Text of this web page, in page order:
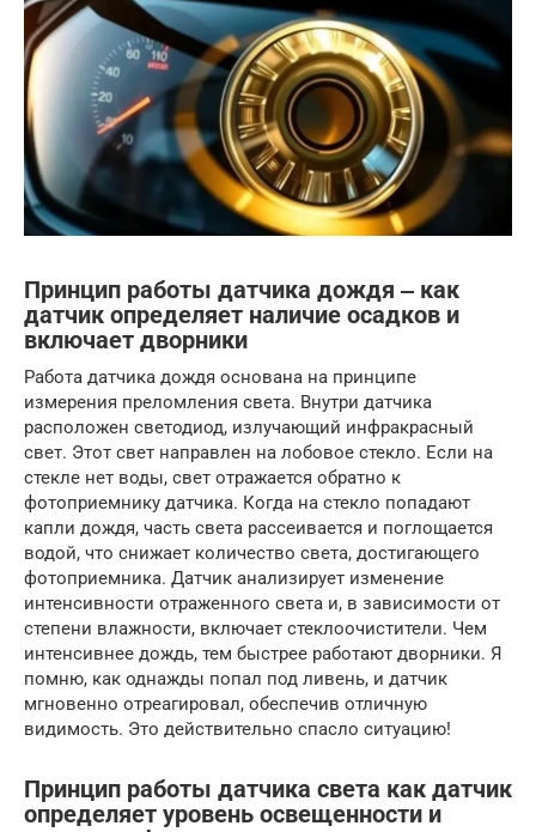
Принцип работы датчика дождя ‒ как
датчик определяет наличие осадков и
включает дворники
Работа датчика дождя основана на принципе
измерения преломления света. Внутри датчика
расположен светодиод, излучающий инфракрасный
свет. Этот свет направлен на лобовое стекло. Если на
стекле нет воды, свет отражается обратно к
фотоприемнику датчика. Когда на стекло попадают
капли дождя, часть света рассеивается и поглощается
водой, что снижает количество света, достигающего
фотоприемника. Датчик анализирует изменение
интенсивности отраженного света и, в зависимости от
степени влажности, включает стеклоочистители. Чем
интенсивнее дождь, тем быстрее работают дворники. Я
помню, как однажды попал под ливень, и датчик
мгновенно отреагировал, обеспечив отличную
видимость. Это действительно спасло ситуацию!
Принцип работы датчика света как датчик
определяет уровень освещенности и